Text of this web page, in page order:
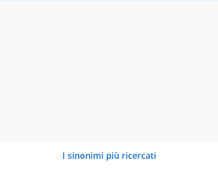
I sinonimi più ricercati